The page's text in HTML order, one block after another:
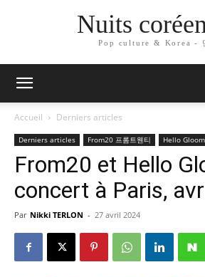
Nuits
Pop culture & Korea -
Accueil Derniers articles
Derniers articles From20 프롬트웬티 Hello Gloom
From20 et Hello
concert à Paris,
Par Nikki TERLON - 27 avril 2024